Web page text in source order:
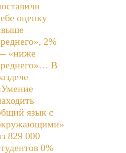
оценку
2%
«ниже
В
язык с
829 000
0%